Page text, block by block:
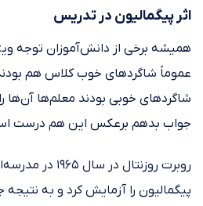
اثر پیگمالیون در تدریس
همیشه برخی از دانش‌آموزان توجه
عموماً شاگردهای خوب کلاس هم
شاگرد‌های خوبی بودند معلم‌ها آن‌ها
جواب بدهم برعکس این هم درست
روبرت روزنتال در
پیگمالیون را آزمایش کرد و به